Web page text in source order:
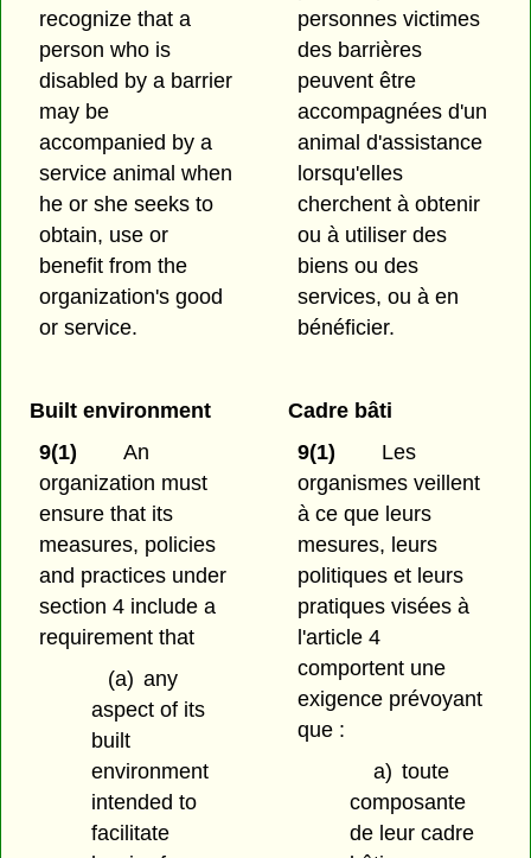
recognize that a
person who is
disabled by a barrier
may be
accompanied by a
service animal when
he or she seeks to
obtain, use or
benefit from the
organization's good
or service.
personnes victimes
des barrières
peuvent être
accompagnées d'un
animal d'assistance
lorsqu'elles
cherchent à obtenir
ou à utiliser des
biens ou des
services, ou à en
bénéficier.
Built environment
9(1)
An
organization must
ensure that its
measures, policies
and practices under
section 4 include a
requirement that
(a) any
aspect of its
built
environment
intended to
facilitate
Cadre bâti
9(1)
Les
organismes veillent
à ce que leurs
mesures, leurs
politiques et leurs
pratiques visées à
l'article 4
comportent une
exigence prévoyant
que :
a) toute
composante
de leur cadre